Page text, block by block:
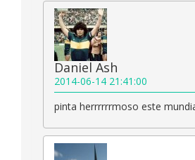
Daniel Ash
2014-06-14 21:41:00
pinta herrrrrrmoso este